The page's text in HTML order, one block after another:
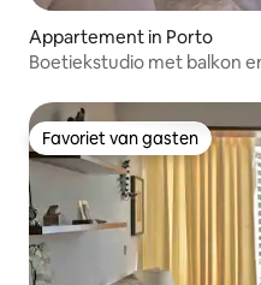
Appartement in Porto
Boetiekstudio met balkon
Favoriet van gasten
Favoriet van gasten